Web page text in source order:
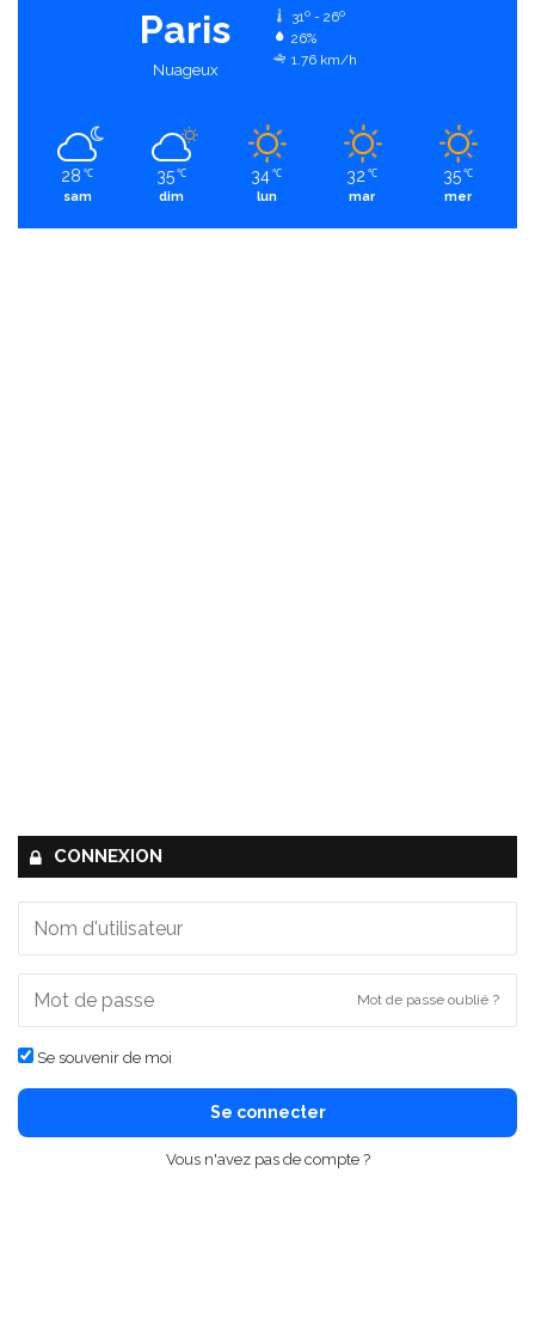
Paris
Nuageux
31º - 26º
26%
1.76 km/h
28 ℃
sam
35 ℃
dim
34 ℃
lun
32 ℃
mar
35 ℃
mer
CONNEXION
Mot de passe oublié ?
Se souvenir de moi
Se connecter
Vous n'avez pas de compte ?